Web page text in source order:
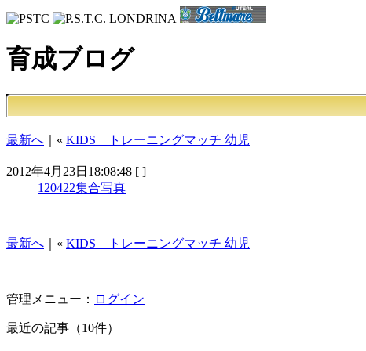
育成ブログ
最新へ ｜« KIDS トレーニングマッチ 幼児
2012年4月23日18:08:48 [ ]
120422集合写真
最新へ ｜« KIDS トレーニングマッチ 幼児
管理メニュー： ログイン
最近の記事（10件）